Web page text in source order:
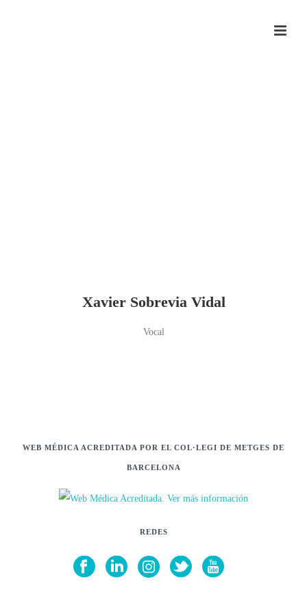
Xavier Sobrevia Vidal
Vocal
WEB MÉDICA ACREDITADA POR EL COL·LEGI DE METGES DE
BARCELONA
REDES